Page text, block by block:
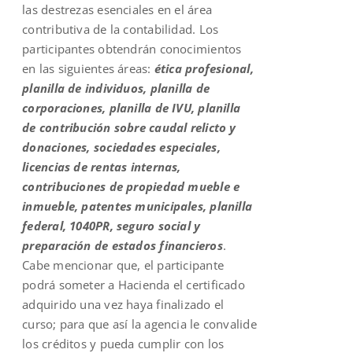
las destrezas esenciales en el área
contributiva de la contabilidad. Los
participantes obtendrán conocimientos
en las siguientes áreas: ética profesional,
planilla de individuos, planilla de
corporaciones, planilla de IVU, planilla
de contribución sobre caudal relicto y
donaciones, sociedades especiales,
licencias de rentas internas,
contribuciones de propiedad mueble e
inmueble, patentes municipales, planilla
federal, 1040PR, seguro social y
preparación de estados financieros.
Cabe mencionar que, el participante
podrá someter a Hacienda el certificado
adquirido una vez haya finalizado el
curso; para que así la agencia le convalide
los créditos y pueda cumplir con los